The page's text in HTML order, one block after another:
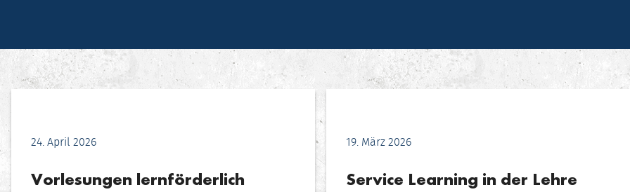
24. April 2026
Vorlesungen lernförderlich
19. März 2026
Service Learning in der Lehre